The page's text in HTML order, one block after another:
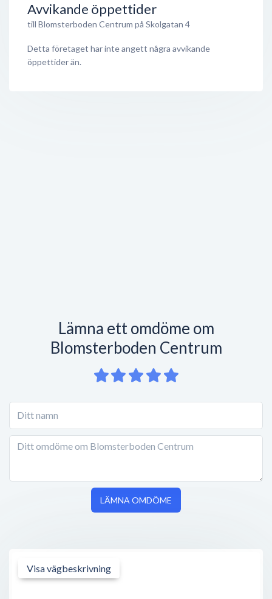
Avvikande öppettider
till Blomsterboden Centrum på Skolgatan 4
Detta företaget har inte angett några avvikande
öppettider än.
Lämna ett omdöme om
Blomsterboden Centrum
LÄMNA OMDÖME
Visa vägbeskrivning